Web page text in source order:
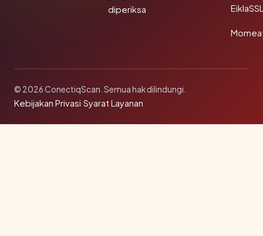
diperiksa
© 2026 ConectiqScan. Semua hak dilindungi.
Kebijakan Privasi·Syarat Layanan